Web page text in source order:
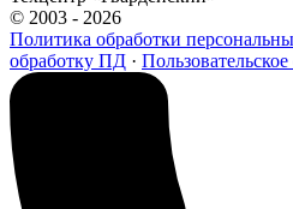
© 2003 - 2026
Политика обработки
обработку ПД ·